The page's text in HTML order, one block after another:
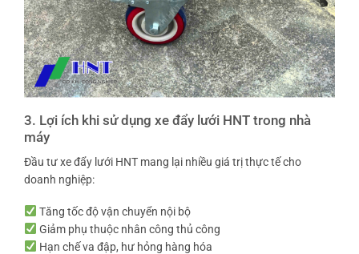
3. Lợi ích khi sử dụng xe đẩy lưới HNT trong nhà
máy
Đầu tư xe đẩy lưới HNT mang lại nhiều giá trị thực tế cho
doanh nghiệp:
Tăng tốc độ vận chuyển nội bộ
Giảm phụ thuộc nhân công thủ công
Hạn chế va đập, hư hỏng hàng hóa